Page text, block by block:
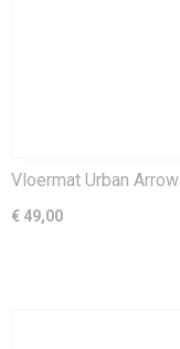
Vloermat Urban Arrow
€ 49,00